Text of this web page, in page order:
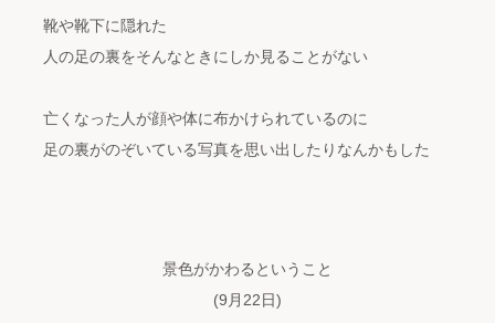
靴や靴下に隠れた
人の足の裏をそんなときにしか見ることがない
亡くなった人が顔や体に布かけられているのに
足の裏がのぞいている写真を思い出したりなんかもした
景色がかわるということ
(9月22日)